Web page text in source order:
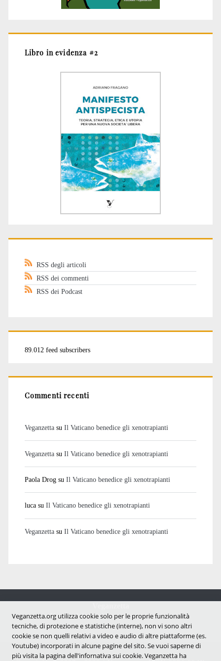
Libro in evidenza #2
RSS degli articoli
RSS dei commenti
RSS dei Podcast
89.012 feed subscribers
Commenti recenti
Veganzettasu Il Vaticano benedice gli xenotrapianti
Veganzettasu Il Vaticano benedice gli xenotrapianti
Paola Drogsu Il Vaticano benedice gli xenotrapianti
lucasu Il Vaticano benedice gli xenotrapianti
Veganzettasu Il Vaticano benedice gli xenotrapianti
Notizie dal mondo vegan e antispecista
Veganzetta.org utilizza cookie solo per le proprie funzionalità
tecniche, di protezione e statistiche (interne), non vi sono altri
cookie se non quelli relativi a video e audio di altre piattaforme (es.
Youtube) incorporati in alcune pagine del sito. Se vuoi saperne di
più visita la pagina dell'infornativa sui cookie. Veganzetta ha